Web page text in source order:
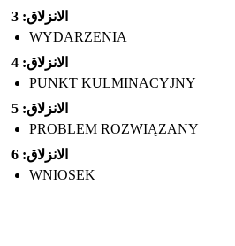
الانزلاق: 3
WYDARZENIA
الانزلاق: 4
PUNKT KULMINACYJNY
الانزلاق: 5
PROBLEM ROZWIĄZANY
الانزلاق: 6
WNIOSEK